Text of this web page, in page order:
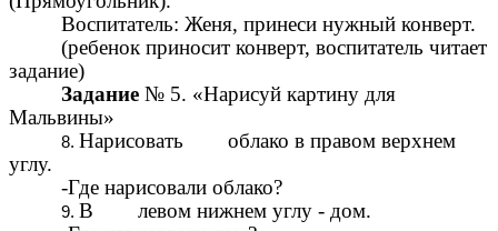
Воспитатель: Женя, принеси нужный конверт.
(ребенок приносит конверт, воспитатель читает
задание)
Задание№ 5. «Нарисуй картину для
Мальвины»
Нарисовать облако в правом верхнем
углу.
-Где нарисовали облако?
В левом нижнем углу - дом.